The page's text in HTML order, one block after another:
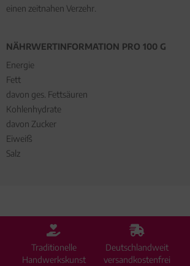
einen zeitnahen Verzehr.
NÄHRWERTINFORMATION PRO 100 G
Energie
Fett
davon ges. Fettsäuren
Kohlenhydrate
davon Zucker
Eiweiß
Salz
Traditionelle
Handwerkskunst
Deutschlandweit
versandkostenfrei